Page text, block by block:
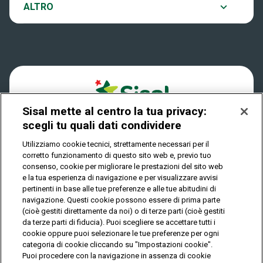
Play Your Date
Dove si gioca
Quanto si vince
Come riscuotere
ALTRO
Notifiche
Privacy
IL GIOCO È VIETATO AI MINORI E PUÒ CAUSARE
DIPENDENZA PATOLOGICA
© Copyright Sisal Italia S.p.A. - P.I. 02433760135
Privacy Cookies
Mappa
del
sito
Sisal mette al centro la tua privacy:
scegli tu quali dati condividere
Utilizziamo cookie tecnici, strettamente necessari per il
corretto funzionamento di questo sito web e, previo tuo
consenso, cookie per migliorare le prestazioni del sito web
e la tua esperienza di navigazione e per visualizzare avvisi
pertinenti in base alle tue preferenze e alle tue abitudini di
navigazione. Questi cookie possono essere di prima parte
(cioè gestiti direttamente da noi) o di terze parti (cioè gestiti
da terze parti di fiducia). Puoi scegliere se accettare tutti i
cookie oppure puoi selezionare le tue preferenze per ogni
categoria di cookie cliccando su "Impostazioni cookie".
Puoi procedere con la navigazione in assenza di cookie